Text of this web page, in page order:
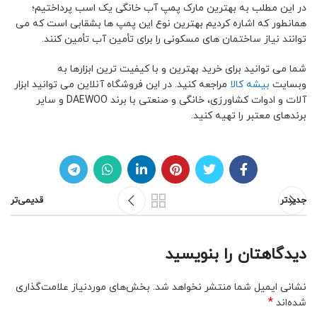
در این مطلب به بهترین مارک پمپ آب خانگی یک اسب پرداختیم؛
همانطور که اشاره کردیم بهترین نوع این پمپ ها بشقابی است که می
توانند نیاز ساختمان های مسکونی را برای تأمین آب تأمین کنند.
شما می توانید برای خرید بهترین و با کیفیت ترین ابزارها به
وبسایت بیشه کالا مراجعه کنید. در این فروشگاه آنلاین می توانید ابزار
آلات و ادوات کشاورزی، خانگی و صنعتی با برند DAEWOO و سایر
برندهای معتبر را تهیه کنید.
جدیدتر قدیمی‌تر
دیدگاهتان را بنویسید
نشانی ایمیل شما منتشر نخواهد شد. بخش‌های موردنیاز علامت‌گذاری
شده‌اند *